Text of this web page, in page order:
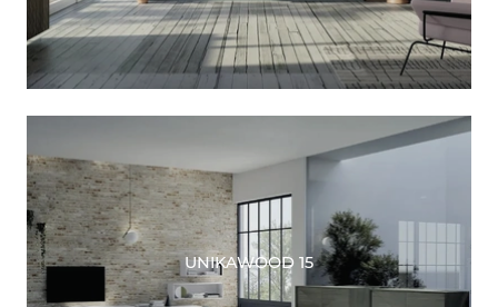
UNIKAWOOD 15